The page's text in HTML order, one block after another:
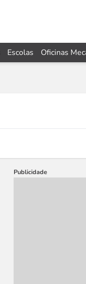
Escolas Oficinas
Publicidade